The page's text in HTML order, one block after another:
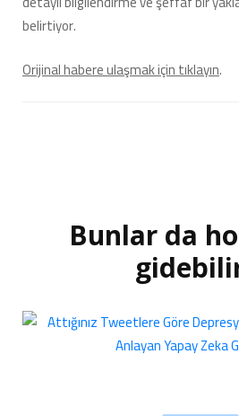
belirtiyor.
Orijinal habere ulaşmak için tıklayın.
Bunlar da